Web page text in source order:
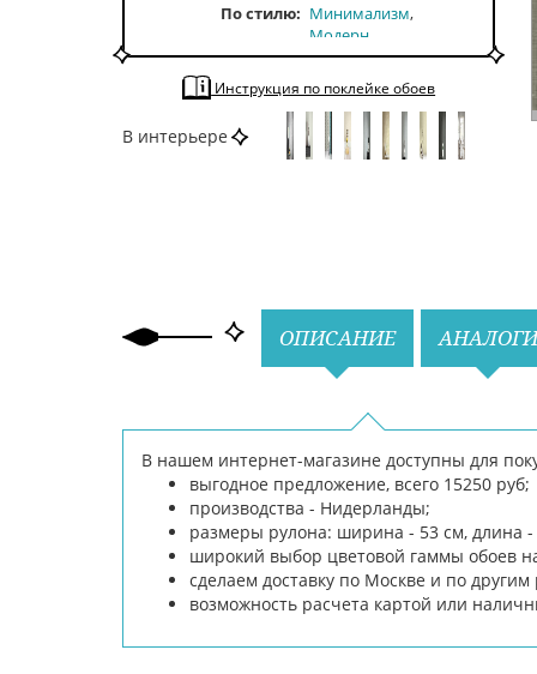
По стилю
Минимализм
Модерн
Современные
Однотонные
Светлые
По цвету
Серый
Инструкция по поклейке обоев
В интерьере
ОПИСАНИЕ АНАЛОГИ
В нашем интернет-магазине доступны для
выгодное предложение, всего 15250 руб;
производства - Нидерланды;
размеры рулона: ширина - 53 см, длина -
широкий выбор цветовой гаммы обоев
сделаем доставку по Москве и по
возможность расчета картой или